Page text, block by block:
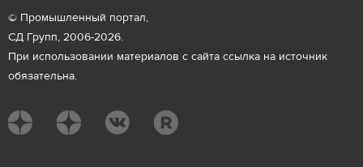
© Промышленный портал,
СД Групп, 2006-2026.
При использовании материалов с сайта ссылка на источник
обязательна.